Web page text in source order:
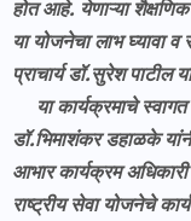
होत आहे. येणाऱ्या शैक्षणिक
या योजनेचा लाभ घ्यावा
प्राचार्य डॉ.सुरेश पाटील
या कार्यक्रमाचे स्वागत
डॉ.भिमाशंकर डहाळके
आभार कार्यक्रम
राष्ट्रीय सेवा योजनेचे